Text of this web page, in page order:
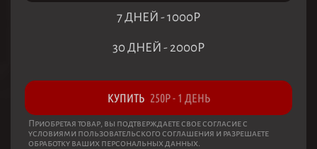
7 ДНЕЙ -1000Р
30 ДНЕЙ - 2000Р
КУПИТЬ 250Р- 1 ДЕНЬ
Приобретая товар, вы подтверждаете свое согласие с
условиями пользовательского соглашения и разрешаете
обработку ваших персональных данных.